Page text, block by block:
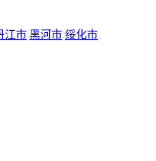
江市 黑河市 绥化市